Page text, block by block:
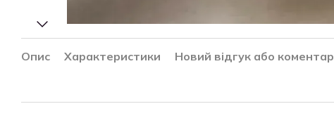
Опис Характеристики Новий відгук або коментар